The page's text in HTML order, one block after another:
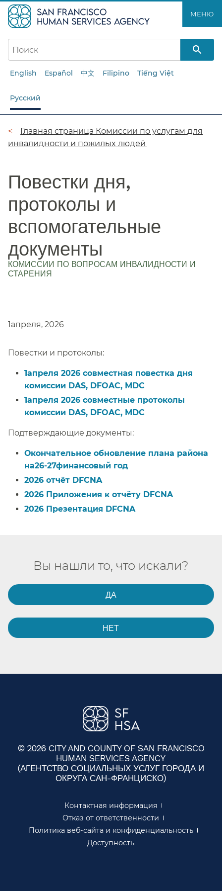
к
основному
содержанию​​
МЕНЮ​​
English Español 中文 Filipino Tiếng Việt
Русский
Цепочка
навигации​​
Главная страница Комиссии по услугам для
инвалидности и пожилых людей​​
Повестки дня,
протоколы и
вспомогательные
документы
КОМИССИИ ПО ВОПРОСАМ ИНВАЛИДНОСТИ И
СТАРЕНИЯ
1апреля, 2026​​
Повестки и протоколы:​​
1апреля 2026 совместная повестка дня
комиссии DAS, DFOAC, MDC​​
1апреля 2026 совместные протоколы
комиссии DAS, DFOAC, MDC​​
Подтверждающие документы:​​
Окончательное обновление плана района
на26-27финансовый год​​
2026 отчёт DFCNA​​
2026 Приложения к отчёту DFCNA​​
2026 Презентация DFCNA​​
Вы нашли то, что искали?​​
ДА​​
НЕТ​​
© 2026 CITY AND COUNTY OF SAN FRANCISCO
HUMAN SERVICES AGENCY
(АГЕНТСТВО СОЦИАЛЬНЫХ УСЛУГ ГОРОДА И
ОКРУГА САН-ФРАНЦИСКО)​​
Контактная информация​​
Отказ от ответственности​​
Политика веб-сайта и конфиденциальность​​
Доступность​​